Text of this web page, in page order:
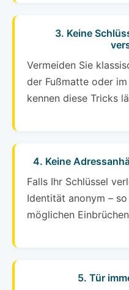
3. Keine
Vermeiden Sie
der Fußmatte oder
kennen diese Tricks
4. Keine
Falls Ihr Schlüssel
Identität anonym –
möglichen
5. Tür